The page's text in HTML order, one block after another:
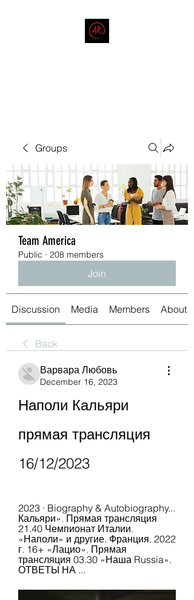
Groups
Team America
Public · 208 members
Join
Discussion Media Members About
Back
Варвара Любовь
December 16, 2023
Наполи Кальяри
прямая трансляция
16/12/2023
2023 · ‎Biography & Autobiography...
Кальяри». Прямая трансляция
21.40 Чемпионат Италии.
«Наполи» и другие. Франция. 2022
г. 16+ «Лацио». Прямая
трансляция 03.30 «Наша Russia».
ОТВЕТЫ НА ...